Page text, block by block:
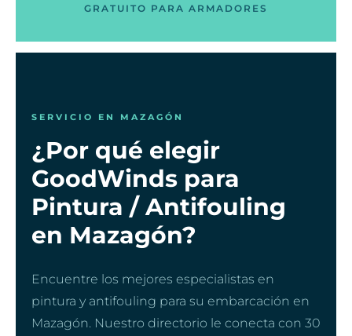
GRATUITO PARA ARMADORES
SERVICIO EN MAZAGÓN
¿Por qué elegir
GoodWinds para
Pintura / Antifouling
en Mazagón?
Encuentre los mejores especialistas en
pintura y antifouling para su embarcación en
Mazagón. Nuestro directorio le conecta con 30